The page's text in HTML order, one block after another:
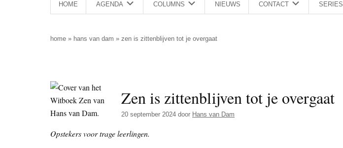
HOME AGENDA COLUMNS NIEUWS CONTACT SERIES
home » hans van dam » zen is zittenblijven tot je overgaat
Zen is zittenblijven tot je overgaat
20 september 2024 door Hans van Dam
Opstekers voor trage leerlingen.